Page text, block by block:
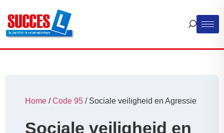
Home /Code 95 / Sociale veiligheid en Agressie
Sociale veiligheid en